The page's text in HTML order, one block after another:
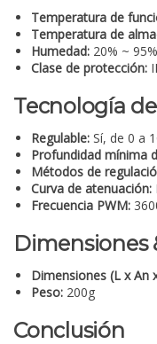
Temperatura de
Temperatura de
Humedad: 20% ~
Clase de protección: II
Tecnología
Regulable: Sí, de 0 a
Profundidad mínima
Métodos de
Curva de atenuación:
Frecuencia PWM:
Dimensiones
Dimensiones (L x An
Peso: 200g
Conclusión